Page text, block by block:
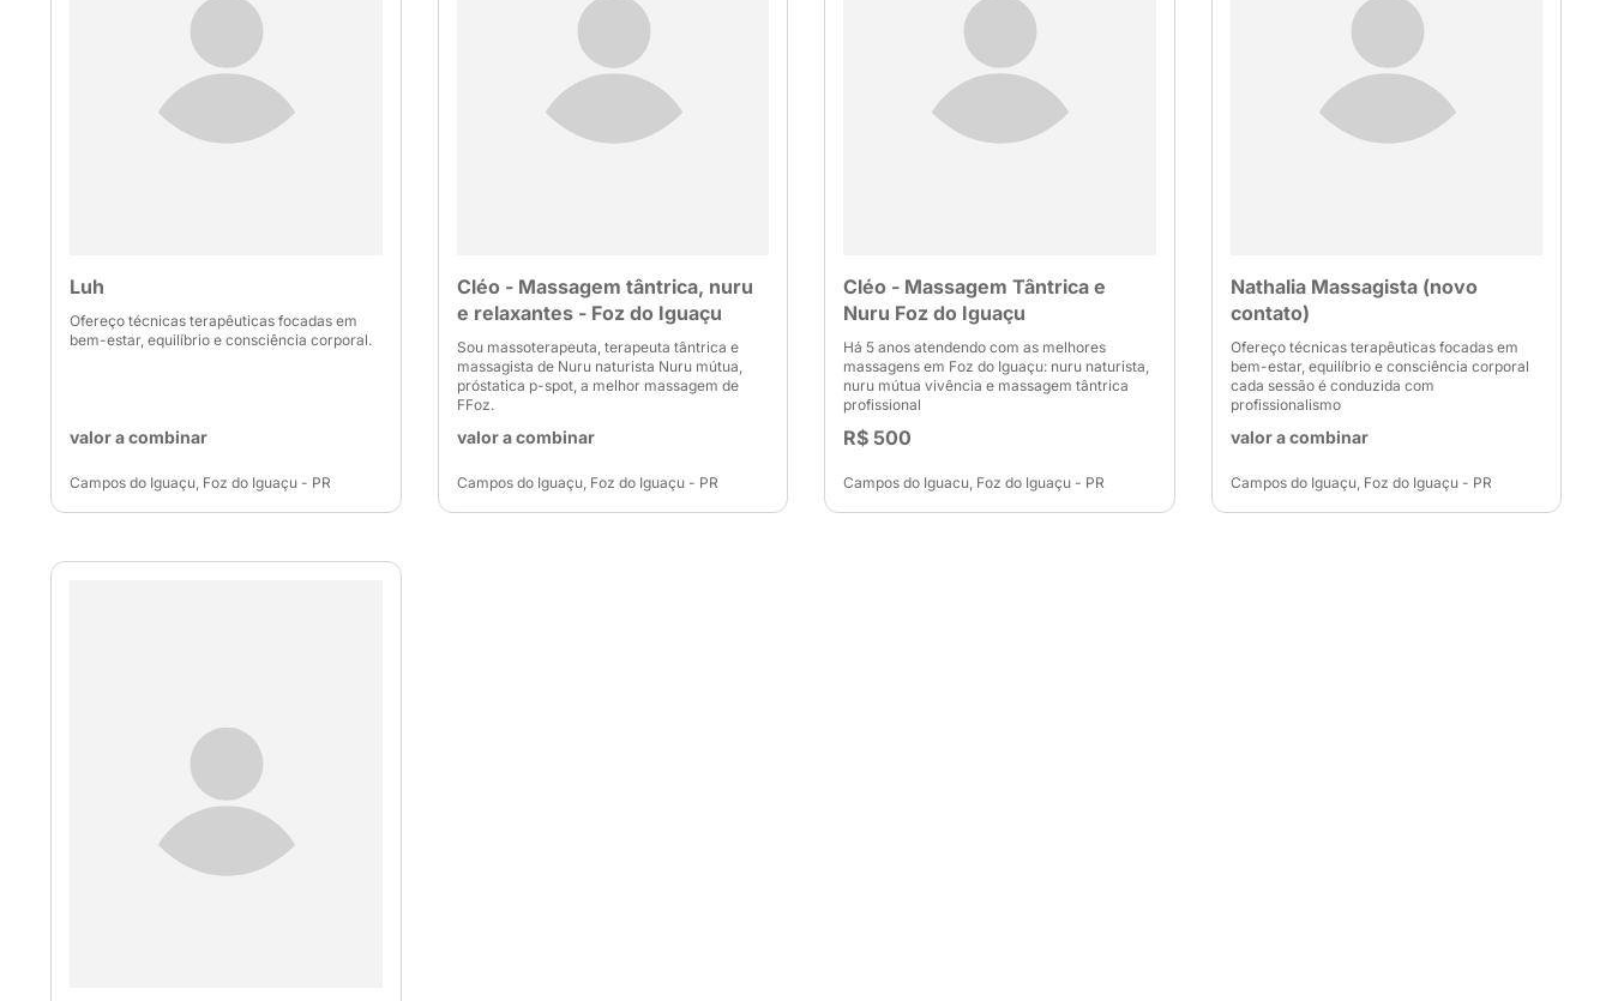
Luh
Ofereço técnicas terapêuticas focadas em
bem-estar, equilíbrio e consciência corporal.
valor a combinar
Campos do Iguaçu, Foz do Iguaçu - PR
Cléo - Massagem tântrica, nuru
e relaxantes - Foz do Iguaçu
Sou massoterapeuta, terapeuta tântrica e
massagista de Nuru naturista Nuru mútua,
próstatica p-spot, a melhor massagem de
FFoz.
valor a combinar
Campos do Iguaçu, Foz do Iguaçu - PR
Cléo - Massagem Tântrica e
Nuru Foz do Iguaçu
Há 5 anos atendendo com as melhores
massagens em Foz do Iguaçu: nuru naturista,
nuru mútua vivência e massagem tântrica
profissional
R$ 500
Campos do Iguacu, Foz do Iguaçu - PR
Nathalia Massagista (novo
contato)
Ofereço técnicas terapêuticas focadas em
bem-estar, equilíbrio e consciência corporal
cada sessão é conduzida com
profissionalismo
valor a combinar
Campos do Iguaçu, Foz do Iguaçu - PR